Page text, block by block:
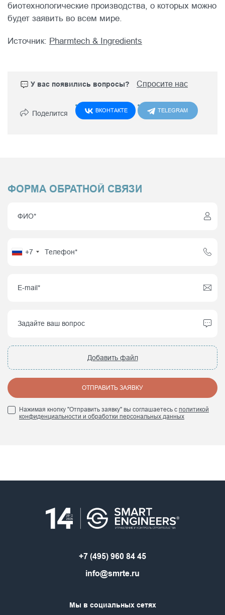
биотехнологические производства, о которых можно
будет заявить во всем мире.
Источник: Pharmtech & Ingredients
У вас появились вопросы? Спросите нас
Поделится
ФОРМА ОБРАТНОЙ СВЯЗИ
+7
Добавить файл
ОТПРАВИТЬ ЗАЯВКУ
Нажимая кнопку "Отправить заявку" вы соглашаетесь с политикой
конфиденциальности и обработки персональных данных
+7 (495) 960 84 45
info@smrte.ru
Мы в социальных сетях